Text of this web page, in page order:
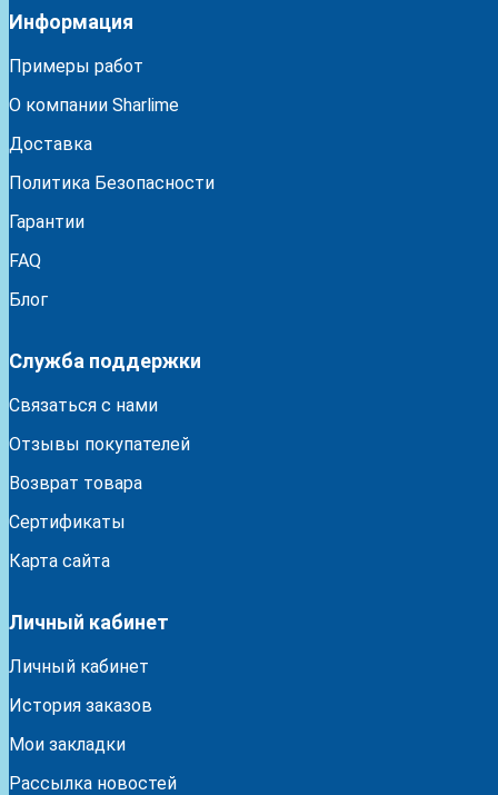
Информация
Примеры работ
О компании Sharlime
Доставка
Политика Безопасности
Гарантии
FAQ
Блог
Служба поддержки
Связаться с нами
Отзывы покупателей
Возврат товара
Сертификаты
Карта сайта
Личный кабинет
Личный кабинет
История заказов
Мои закладки
Рассылка новостей